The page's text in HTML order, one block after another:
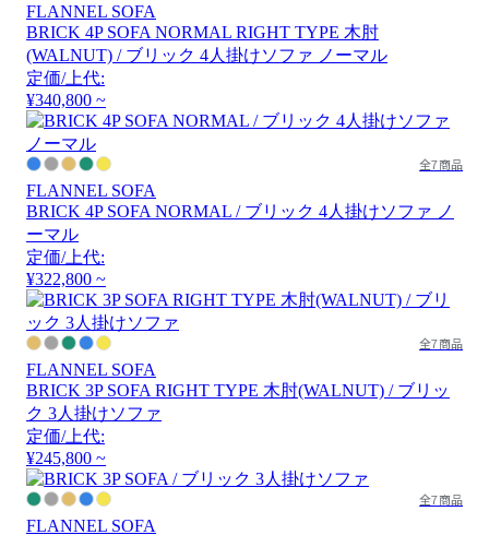
FLANNEL SOFA
BRICK 4P SOFA NORMAL RIGHT TYPE 木肘
(WALNUT) / ブリック 4人掛けソファ ノーマル
定価/上代:
¥340,800 ~
全7商品
FLANNEL SOFA
BRICK 4P SOFA NORMAL / ブリック 4人掛けソファ ノ
ーマル
定価/上代:
¥322,800 ~
全7商品
FLANNEL SOFA
BRICK 3P SOFA RIGHT TYPE 木肘(WALNUT) / ブリッ
ク 3人掛けソファ
定価/上代:
¥245,800 ~
全7商品
FLANNEL SOFA